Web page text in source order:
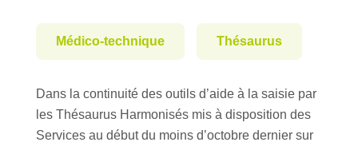
Médico-technique Thésaurus
Dans la continuité des outils d’aide à la saisie par
les Thésaurus Harmonisés mis à disposition des
Services au début du moins d’octobre dernier sur